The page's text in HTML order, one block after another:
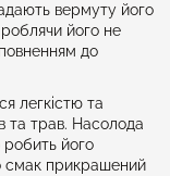
вермуту його
його не
до
легкістю та
та трав. Насолода
його
смак прикрашений